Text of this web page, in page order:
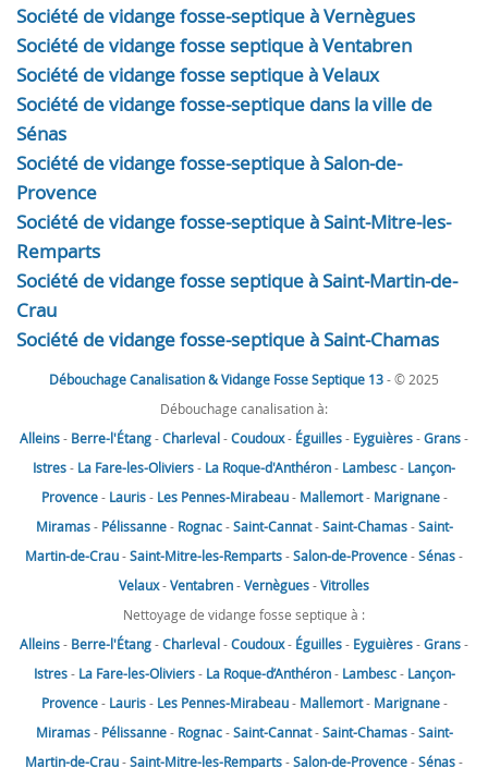
Société de vidange fosse-septique à Vernègues
Société de vidange fosse septique à Ventabren
Société de vidange fosse septique à Velaux
Société de vidange fosse-septique dans la ville de
Sénas
Société de vidange fosse-septique à Salon-de-
Provence
Société de vidange fosse-septique à Saint-Mitre-les-
Remparts
Société de vidange fosse septique à Saint-Martin-de-
Crau
Société de vidange fosse-septique à Saint-Chamas
Débouchage Canalisation & Vidange Fosse Septique 13- © 2025
Débouchage canalisation à:
Alleins- Berre-l'Étang-Charleval-Coudoux- Éguilles- Eyguières-Grans-
Istres- La Fare-les-Oliviers- La Roque-d'Anthéron- Lambesc- Lançon-
Provence- Lauris- Les Pennes-Mirabeau- Mallemort- Marignane-
Miramas- Pélissanne- Rognac-Saint-Cannat-Saint-Chamas-Saint-
Martin-de-Crau-Saint-Mitre-les-Remparts-Salon-de-Provence-Sénas-
Velaux-Ventabren-Vernègues-Vitrolles
Nettoyage de vidange fosse septique à :
Alleins- Berre-l'Étang-Charleval-Coudoux- Éguilles- Eyguières-Grans-
Istres- La Fare-les-Oliviers- La Roque-d’Anthéron- Lambesc- Lançon-
Provence- Lauris- Les Pennes-Mirabeau- Mallemort- Marignane-
Miramas- Pélissanne- Rognac-Saint-Cannat-Saint-Chamas-Saint-
Martin-de-Crau-Saint-Mitre-les-Remparts-Salon-de-Provence-Sénas-